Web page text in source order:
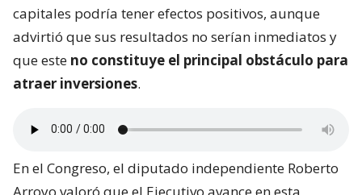
capitales podría tener efectos positivos, aunque
advirtió que sus resultados no serían inmediatos y
que este no constituye el principal obstáculo para
atraer inversiones.
En el Congreso, el diputado independiente Roberto
Arroyo valoró que el Ejecutivo avance en esta